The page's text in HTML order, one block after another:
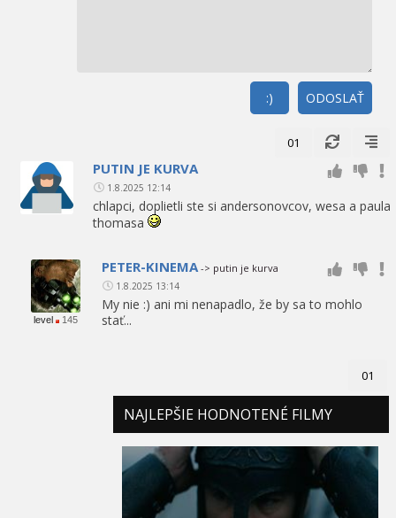
ODOSLAŤ
:)
01
PUTIN JE KURVA
1.8.2025 12:14
chlapci, doplietli ste si andersonovcov, wesa a paula
thomasa
level 145
PETER-KINEMA -> putin je kurva
1.8.2025 13:14
My nie :) ani mi nenapadlo, že by sa to mohlo
stať...
01
NAJLEPŠIE HODNOTENÉ FILMY